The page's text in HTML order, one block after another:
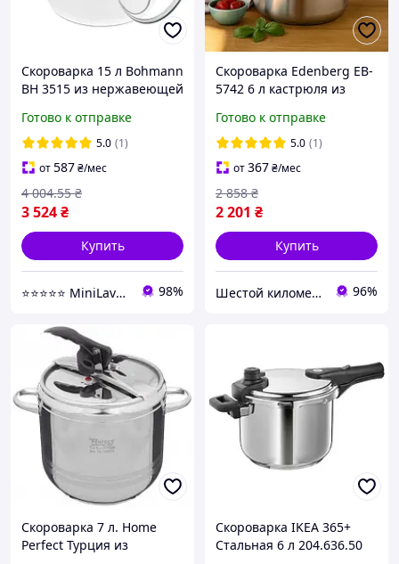
Скороварка 15 л Bohmann
BH 3515 из нержавеющей
Готово к отправке
5.0 (1)
от587₴/мес
3 524₴
4 004.55 ₴
Купить
⭐️⭐️⭐️⭐️⭐️ MiniLavka.Com - товары для дома! 98%
Скороварка Edenberg EB-
5742 6 л кастрюля из
быстрого приготовления
Готово к отправке
5.0 (1)
от367₴/мес
2 201 ₴
2 858 ₴
Купить
Шестой километр 96%
Скороварка 7 л. Home
Perfect Турция из
Скороварка IKEA 365+
Стальная 6 л 204.636.50